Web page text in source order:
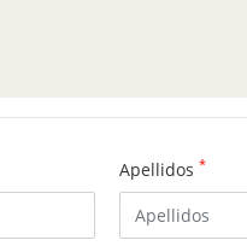
Apellidos *